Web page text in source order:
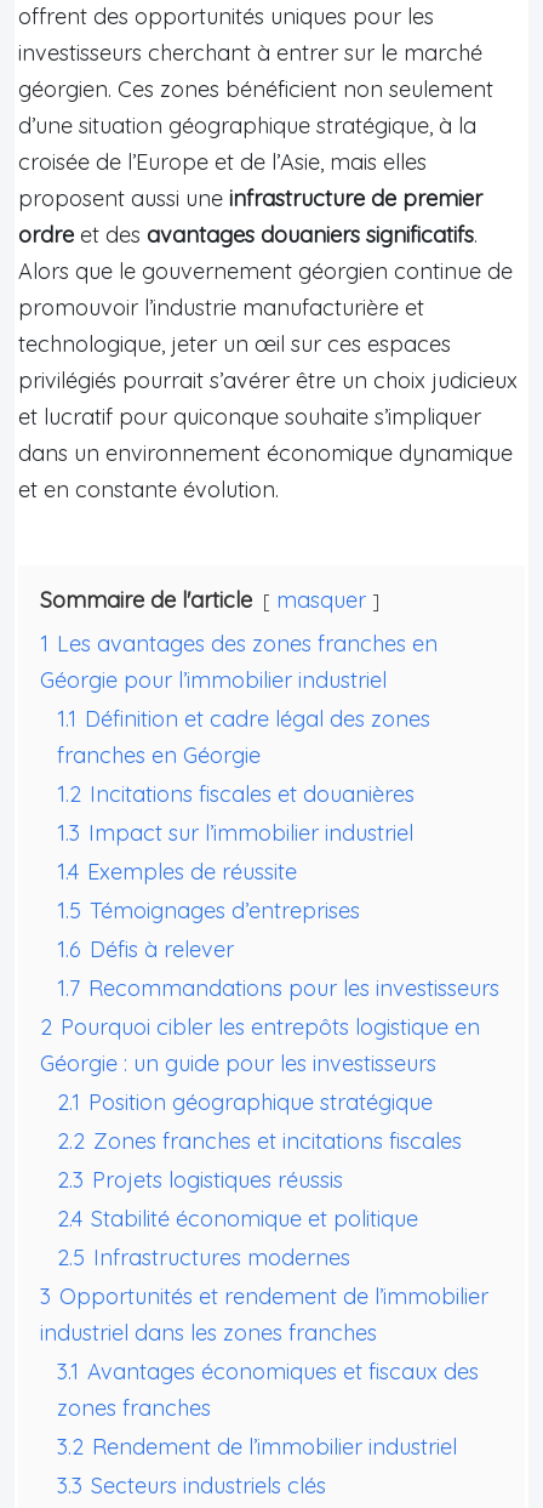
offrent des opportunités uniques pour les
investisseurs cherchant à entrer sur le marché
géorgien. Ces zones bénéficient non seulement
d’une situation géographique stratégique, à la
croisée de l’Europe et de l’Asie, mais elles
proposent aussi une infrastructure de premier
ordre et des avantages douaniers significatifs.
Alors que le gouvernement géorgien continue de
promouvoir l’industrie manufacturière et
technologique, jeter un œil sur ces espaces
privilégiés pourrait s’avérer être un choix judicieux
et lucratif pour quiconque souhaite s’impliquer
dans un environnement économique dynamique
et en constante évolution.
Sommaire de l'article
masquer
1 Les avantages des zones franches en
Géorgie pour l’immobilier industriel
1.1 Définition et cadre légal des zones
franches en Géorgie
1.2 Incitations fiscales et douanières
1.3 Impact sur l’immobilier industriel
1.4 Exemples de réussite
1.5 Témoignages d’entreprises
1.6 Défis à relever
1.7 Recommandations pour les investisseurs
2 Pourquoi cibler les entrepôts logistique en
Géorgie : un guide pour les investisseurs
2.1 Position géographique stratégique
2.2 Zones franches et incitations fiscales
2.3 Projets logistiques réussis
2.4 Stabilité économique et politique
2.5 Infrastructures modernes
3 Opportunités et rendement de l’immobilier
industriel dans les zones franches
3.1 Avantages économiques et fiscaux des
zones franches
3.2 Rendement de l’immobilier industriel
3.3 Secteurs industriels clés